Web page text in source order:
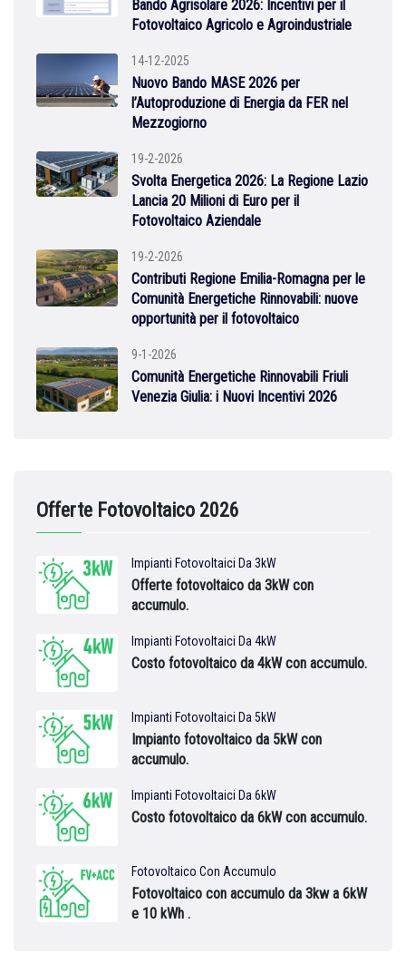
Bando Agrisolare 2026: Incentivi per il
Fotovoltaico Agricolo e Agroindustriale
14-12-2025
Nuovo Bando MASE 2026 per
l’Autoproduzione di Energia da FER nel
Mezzogiorno
19-2-2026
Svolta Energetica 2026: La Regione Lazio
Lancia 20 Milioni di Euro per il
Fotovoltaico Aziendale
19-2-2026
Contributi Regione Emilia-Romagna per le
Comunità Energetiche Rinnovabili: nuove
opportunità per il fotovoltaico
9-1-2026
Comunità Energetiche Rinnovabili Friuli
Venezia Giulia: i Nuovi Incentivi 2026
Offerte Fotovoltaico 2026
Impianti Fotovoltaici Da 3kW
Offerte fotovoltaico da 3kW con
accumulo.
Impianti Fotovoltaici Da 4kW
Costo fotovoltaico da 4kW con accumulo.
Impianti Fotovoltaici Da 5kW
Impianto fotovoltaico da 5kW con
accumulo.
Impianti Fotovoltaici Da 6kW
Costo fotovoltaico da 6kW con accumulo.
Fotovoltaico Con Accumulo
Fotovoltaico con accumulo da 3kw a 6kW
e 10 kWh .